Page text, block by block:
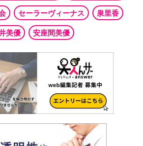
セーラーヴィーナス 泉里香
美優 安座間美優